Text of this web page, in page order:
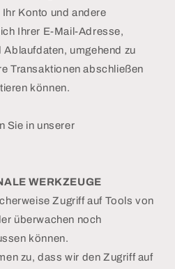
Konto und andere
Ihrer E-Mail-Adresse,
umgehend zu
Transaktionen abschließen
können.
Sie in unserer
WERKZEUGE
Zugriff auf Tools von
überwachen noch
können.
zu, dass wir den Zugriff auf